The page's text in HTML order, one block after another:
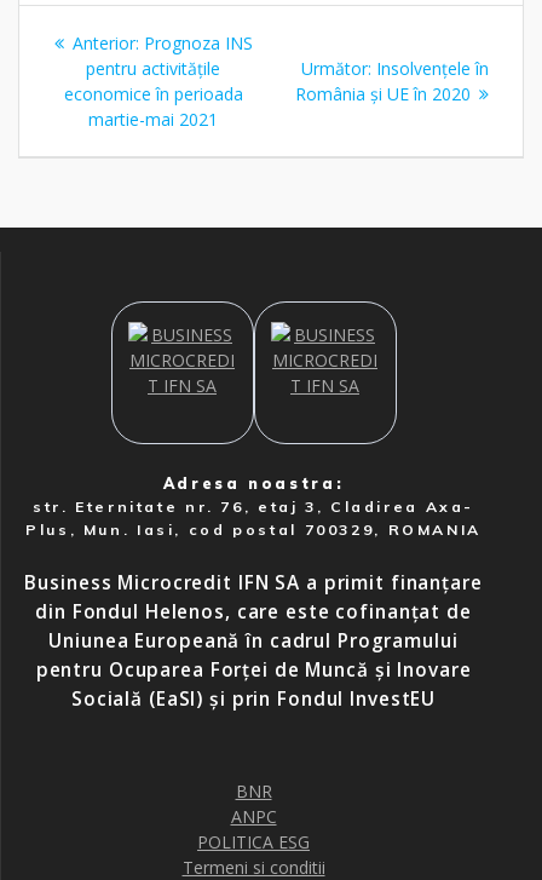
Navigare
articole
Anterior: Articolul
anterior:
Prognoza INS
pentru activitățile
economice în perioada
martie-mai 2021
Următor: Articolul
următor:
Insolvențele în
România și UE în 2020
Adresa noastra:
str. Eternitate nr. 76, etaj 3, Cladirea Axa-
Plus, Mun. Iasi, cod postal 700329, ROMANIA
Business Microcredit IFN SA a primit finanțare
din Fondul Helenos, care este cofinanțat de
Uniunea Europeană în cadrul Programului
pentru Ocuparea Forței de Muncă și Inovare
Socială (EaSI) și prin Fondul InvestEU
BNR
ANPC
POLITICA ESG
Termeni si conditii